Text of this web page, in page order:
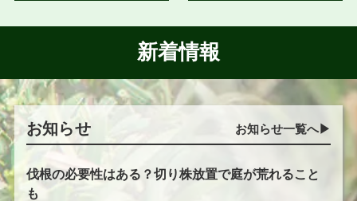
新着情報
お知らせ お知らせ一覧へ▶︎
伐根の必要性はある？切り株放置で庭が荒れること
も